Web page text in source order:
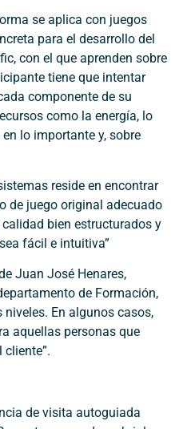
se aplica con juegos
para el desarrollo del
con el que aprenden sobre
tiene que intentar
componente de su
como la energía, lo
lo importante y, sobre
reside en encontrar
de juego original adecuado
bien estructurados y
fácil e intuitiva”
Juan José Henares,
de Formación,
En algunos casos,
aquellas personas que
cliente”.
de visita autoguiada